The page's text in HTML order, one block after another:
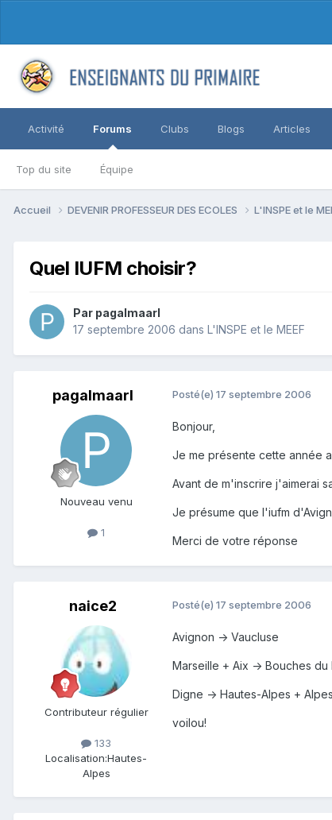
Activité Forums
Top du site Équipe
Clubs Blogs Articles
Accueil DEVENIR PROFESSEUR DES ECOLES L'INSPE et le
Quel IUFM choisir?
Par pagalmaarl
17 septembre 2006 dans L'INSPE et le MEEF
pagalmaarl
Nouveau venu
1
Posté(e) 17 septembre 2006
Bonjour,
Je me présente cette année
Avant de m'inscrire j'aimerai
Je présume que l'iufm
Merci de votre réponse
naice2
Contributeur régulier
133
Localisation:Hautes-
Alpes
Posté(e) 17 septembre 2006
Avignon -> Vaucluse
Marseille + Aix -> Bouches du
Digne -> Hautes-Alpes +
voilou!